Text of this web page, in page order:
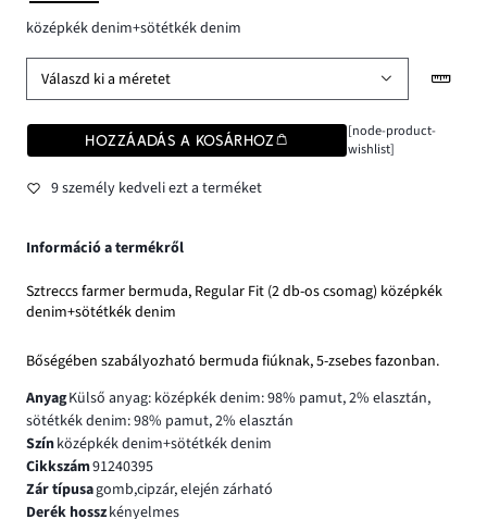
középkék denim+sötétkék denim
Válaszd ki a méretet
HOZZÁADÁS A KOSÁRHOZ
[node-product-
wishlist]
9 személy kedveli ezt a terméket
Információ a termékről
Sztreccs farmer bermuda, Regular Fit (2 db-os csomag) középkék
denim+sötétkék denim
Bőségében szabályozható bermuda fiúknak, 5-zsebes fazonban.
AnyagKülső anyag: középkék denim: 98% pamut, 2% elasztán,
sötétkék denim: 98% pamut, 2% elasztán
Színközépkék denim+sötétkék denim
Cikkszám91240395
Zár típusagomb,cipzár, elején zárható
Derék hosszkényelmes